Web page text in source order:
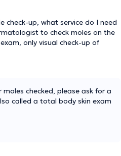
check-up, what service do I need
to check moles on the
only visual check-up of
checked, please ask for a
called a total body skin exam